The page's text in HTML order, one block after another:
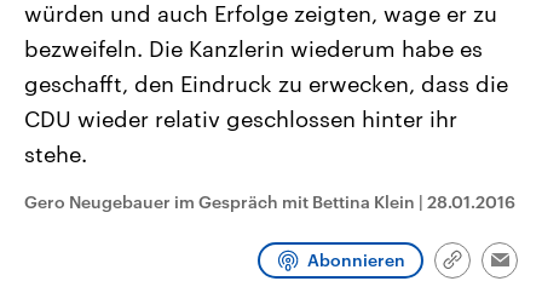
und Hintergründe zu den Parteien
und Kandidaten der anstehenden
Wahl.
Sendungen Programm Podcasts
Audio-Archiv
würden und auch Erfolge zeigten, wage er zu
bezweifeln. Die Kanzlerin wiederum habe es
geschafft, den Eindruck zu erwecken, dass die
CDU wieder relativ geschlossen hinter ihr
stehe.
Gero Neugebauer im Gespräch mit Bettina Klein | 28.01.2016
Abonnieren
Link